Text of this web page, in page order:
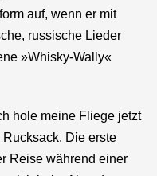
auf, wenn er mit
russische Lieder
»Whisky-Wally«
hole meine Fliege jetzt
Die erste
Reise während einer